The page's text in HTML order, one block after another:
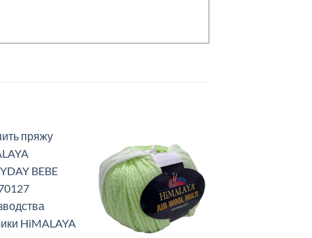
Добавить в
избранное.
Добавить в
избранное.